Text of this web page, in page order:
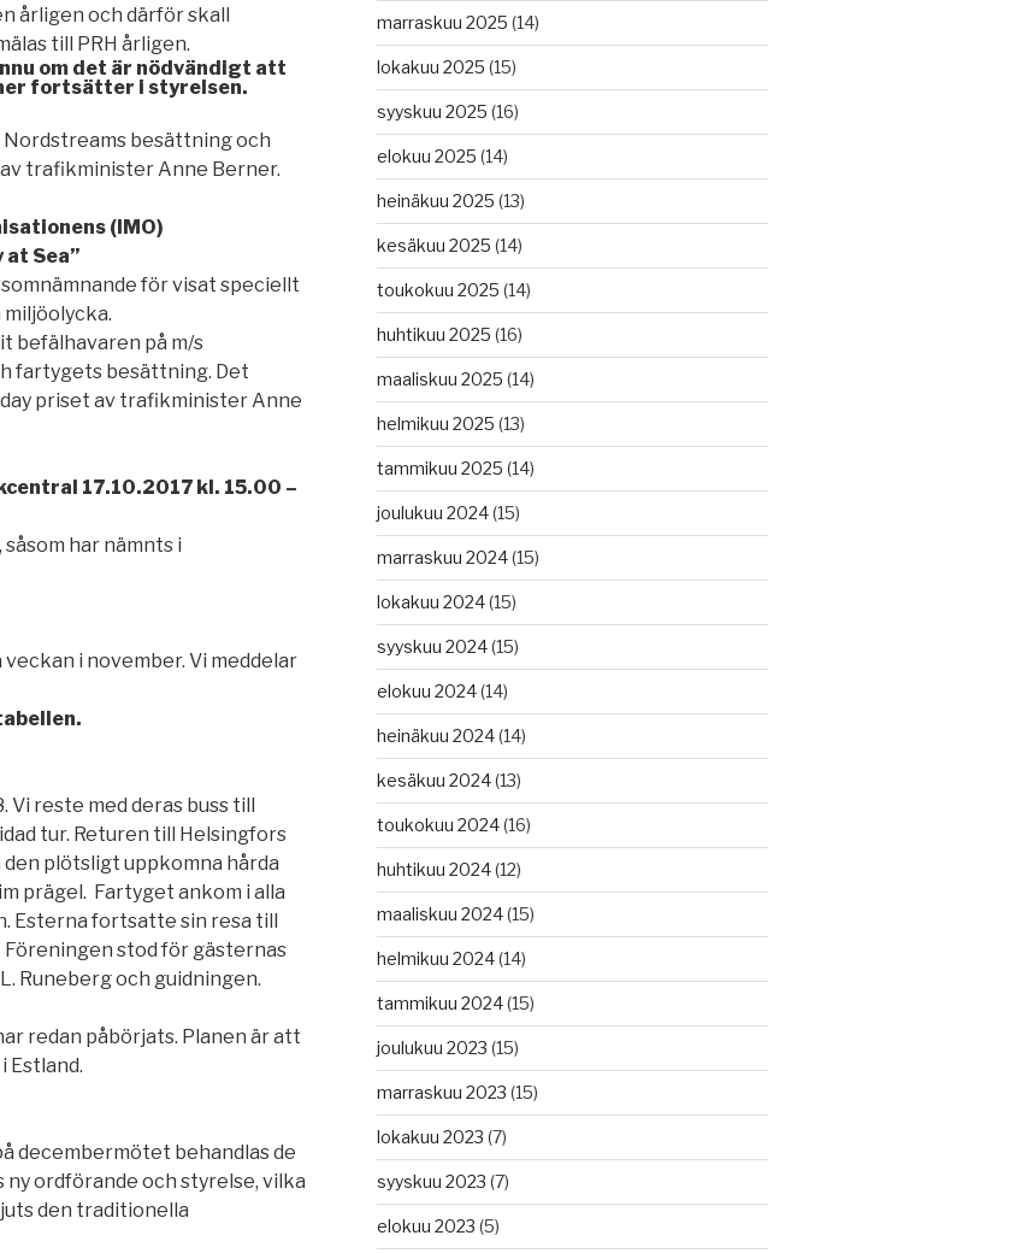
årligen och därför skall
till PRH årligen.
om det är nödvändigt att
fortsätter i styrelsen.
Nordstreams besättning och
trafikminister Anne Berner.
(IMO)
at Sea”
för visat speciellt
befälhavaren på m/s
fartygets besättning. Det
priset av trafikminister Anne
17.10.2017 kl. 15.00 –
har nämnts i
i november. Vi meddelar
reste med deras buss till
tur. Returen till Helsingfors
plötsligt uppkomna hårda
prägel. Fartyget ankom i alla
Esterna fortsatte sin resa till
stod för gästernas
Runeberg och guidningen.
redan påbörjats. Planen är att
Estland.
decembermötet behandlas de
ordförande och styrelse, vilka
den traditionella
marraskuu 2025 (14)
lokakuu 2025 (15)
syyskuu 2025 (16)
elokuu 2025 (14)
heinäkuu 2025 (13)
kesäkuu 2025 (14)
toukokuu 2025 (14)
huhtikuu 2025 (16)
maaliskuu 2025 (14)
helmikuu 2025 (13)
tammikuu 2025 (14)
joulukuu 2024(15)
marraskuu 2024(15)
lokakuu 2024(15)
syyskuu 2024(15)
elokuu 2024(14)
heinäkuu 2024(14)
kesäkuu 2024(13)
toukokuu 2024(16)
huhtikuu 2024(12)
maaliskuu 2024(15)
helmikuu 2024(14)
tammikuu 2024(15)
joulukuu 2023 (15)
marraskuu 2023 (15)
lokakuu 2023 (7)
syyskuu 2023 (7)
elokuu 2023 (5)